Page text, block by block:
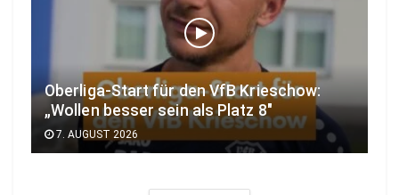
Oberliga-Start für den VfB Krieschow:
„Wollen besser sein als Platz 8″
7. AUGUST 2026